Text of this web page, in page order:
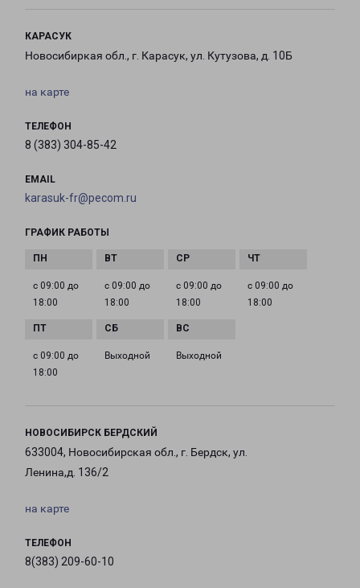
КАРАСУК
Новосибиркая обл., г. Карасук, ул. Кутузова, д. 10Б
на карте
ТЕЛЕФОН
8 (383) 304-85-42
EMAIL
karasuk-fr@pecom.ru
ГРАФИК РАБОТЫ
с 09:00 до
18:00
с 09:00 до
18:00
с 09:00 до
18:00
с 09:00 до
18:00
с 09:00 до
18:00
Выходной Выходной
НОВОСИБИРСК БЕРДСКИЙ
633004, Новосибирская обл., г. Бердск, ул.
Ленина,д. 136/2
на карте
ТЕЛЕФОН
8(383) 209-60-10